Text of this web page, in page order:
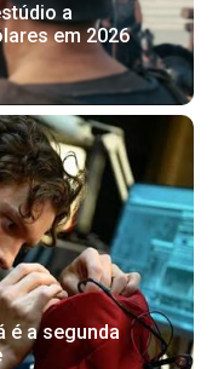
a
em 2026
é a segunda